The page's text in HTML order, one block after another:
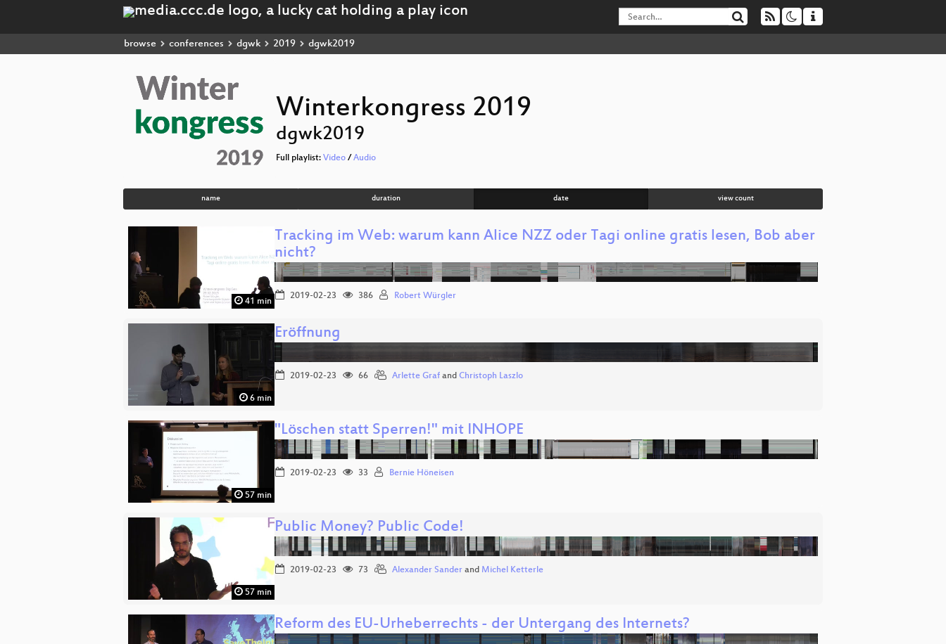
browse conferences dgwk 2019 dgwk2019
Winterkongress 2019
dgwk2019
Full playlist:Video /Audio
name duration date view count
41 min
Tracking im Web: warum kann Alice NZZ oder Tagi online gratis lesen, Bob aber
nicht?
2019-02-23 386 Robert Würgler
6 min
Eröffnung
2019-02-23 66 Arlette Graf and Christoph Laszlo
57 min
"Löschen statt Sperren!" mit INHOPE
2019-02-23 33 Bernie Höneisen
57 min
Public Money? Public Code!
2019-02-23 73 Alexander Sander and Michel Ketterle
Reform des EU-Urheberrechts - der Untergang des Internets?